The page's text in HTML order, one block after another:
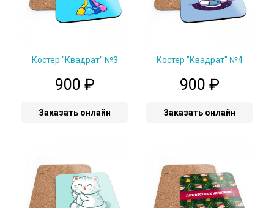
Костер "Квадрат" №3
900 ₽
Заказать онлайн
Костер "Квадрат" №4
900 ₽
Заказать онлайн